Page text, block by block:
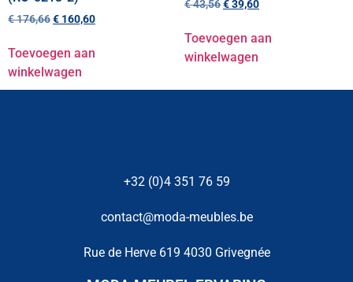
€176,66€ 160,60
Toevoegen aan
winkelwagen
€43,56€39,60
Toevoegen aan
winkelwagen
+32 (0)4 351 76 59
contact@moda-meubles.be
Rue de Herve 619 4030 Grivegnée